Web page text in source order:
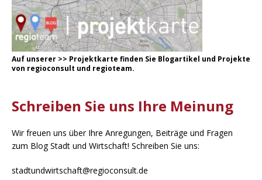
Auf unserer >> Projektkarte finden Sie Blogartikel und Projekte
von regioconsult und regioteam.
Schreiben Sie uns Ihre Meinung
Wir freuen uns über Ihre Anregungen, Beiträge und Fragen
zum Blog Stadt und Wirtschaft! Schreiben Sie uns:
stadtundwirtschaft@regioconsult.de